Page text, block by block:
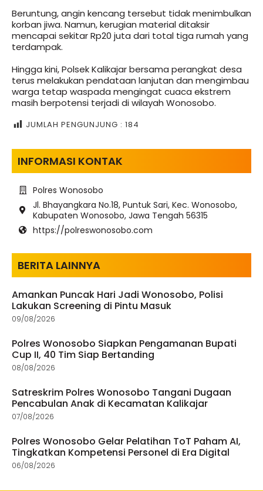
Beruntung, angin kencang tersebut tidak menimbulkan
korban jiwa. Namun, kerugian material ditaksir
mencapai sekitar Rp20 juta dari total tiga rumah yang
terdampak.
Hingga kini, Polsek Kalikajar bersama perangkat desa
terus melakukan pendataan lanjutan dan mengimbau
warga tetap waspada mengingat cuaca ekstrem
masih berpotensi terjadi di wilayah Wonosobo.
JUMLAH PENGUNJUNG : 184
INFORMASI KONTAK
Polres Wonosobo
Jl. Bhayangkara No.18, Puntuk Sari, Kec. Wonosobo,
Kabupaten Wonosobo, Jawa Tengah 56315
https://polreswonosobo.com
BERITA LAINNYA
Amankan Puncak Hari Jadi Wonosobo, Polisi
Lakukan Screening di Pintu Masuk
09/08/2026
Polres Wonosobo Siapkan Pengamanan Bupati
Cup II, 40 Tim Siap Bertanding
08/08/2026
Satreskrim Polres Wonosobo Tangani Dugaan
Pencabulan Anak di Kecamatan Kalikajar
07/08/2026
Polres Wonosobo Gelar Pelatihan ToT Paham AI,
Tingkatkan Kompetensi Personel di Era Digital
06/08/2026